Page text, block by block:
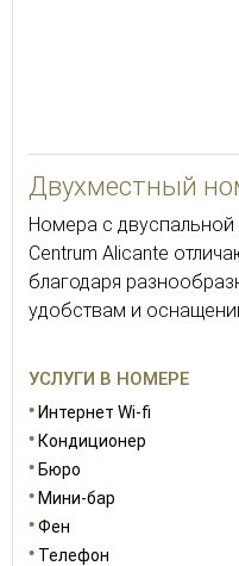
Двухместный
Номера с двуспальной
Centrum Alicante
благодаря
удобствам и
УСЛУГИ В НОМЕРЕ
Интернет Wi-fi
Кондиционер
Бюро
Мини-бар
Фен
Телефон